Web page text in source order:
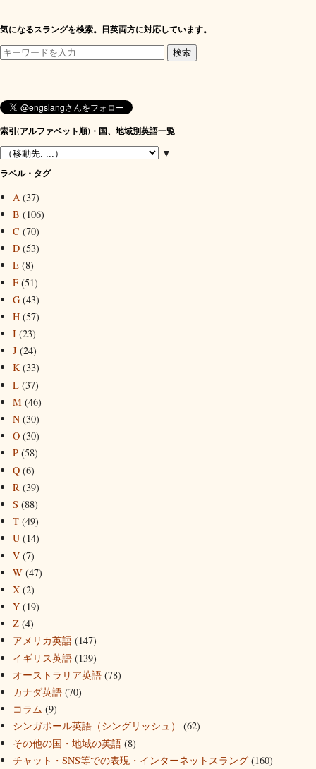
気になるスラングを検索。日英両方に対応しています。
索引(アルファベット順)・国、地域別英語一覧
▼
ラベル・タグ
A (37)
B (106)
C (70)
D (53)
E (8)
F (51)
G (43)
H (57)
I (23)
J (24)
K (33)
L (37)
M (46)
N (30)
O (30)
P (58)
Q (6)
R (39)
S (88)
T (49)
U (14)
V (7)
W (47)
X (2)
Y (19)
Z (4)
アメリカ英語 (147)
イギリス英語 (139)
オーストラリア英語 (78)
カナダ英語 (70)
コラム (9)
シンガポール英語（シングリッシュ）
(62)
その他の国・地域の英語 (8)
チャット・SNS等での表現・インターネットスラング (160)